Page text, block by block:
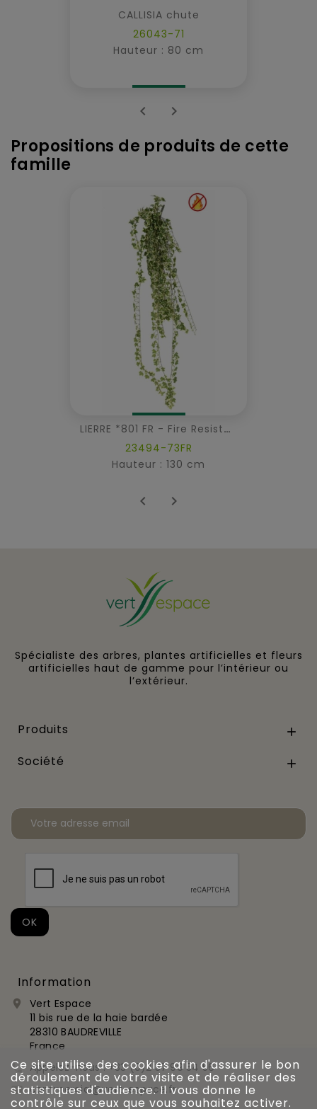
CALLISIA chute
26043-71
Hauteur : 80 cm
 
Propositions de produits de cette
famille
LIERRE *801 FR - Fire Resistant
23494-73FR
Hauteur : 130 cm
 
Spécialiste des arbres, plantes artificielles et fleurs
artificielles haut de gamme pour l’intérieur ou
l’extérieur.
Produits 
Société 
Information

Vert Espace
11 bis rue de la haie bardée
28310 BAUDREVILLE
France
 Appelez-nous :+33 (0)2 37 99 54 56
 commercial@vert-espace.fr
Ce site utilise des cookies afin d'assurer le bon
déroulement de votre visite et de réaliser des
statistiques d'audience. Il vous donne le
contrôle sur ceux que vous souhaitez activer.